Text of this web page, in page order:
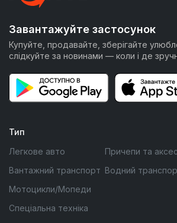
Завантажуйте застосунок
Купуйте, продавайте, зберігайте
слідкуйте за новинами — коли і де
Тип
Легкове авто
Вантажний транспорт
Мотоцикли/Мопеди
Спеціальна техніка
Причепи та
Водний